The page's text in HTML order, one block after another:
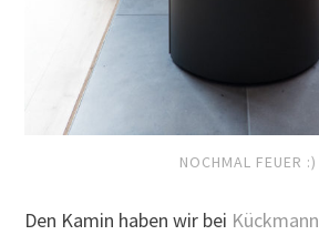
NOCHMAL FEUER :)
Den Kamin haben wir bei Kückmann